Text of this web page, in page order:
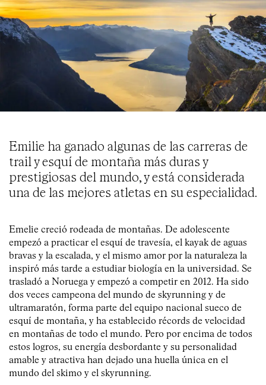
Emilie ha ganado algunas de las carreras de
trail y esquí de montaña más duras y
prestigiosas del mundo, y está considerada
una de las mejores atletas en su especialidad.
Emelie creció rodeada de montañas. De adolescente
empezó a practicar el esquí de travesía, el kayak de aguas
bravas y la escalada, y el mismo amor por la naturaleza la
inspiró más tarde a estudiar biología en la universidad. Se
trasladó a Noruega y empezó a competir en 2012. Ha sido
dos veces campeona del mundo de skyrunning y de
ultramaratón, forma parte del equipo nacional sueco de
esquí de montaña, y ha establecido récords de velocidad
en montañas de todo el mundo. Pero por encima de todos
estos logros, su energía desbordante y su personalidad
amable y atractiva han dejado una huella única en el
mundo del skimo y el skyrunning.